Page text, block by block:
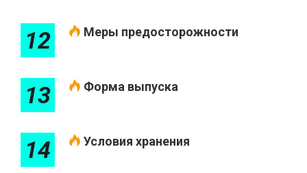
12 Меры предосторожности
13 Форма выпуска
14 Условия хранения